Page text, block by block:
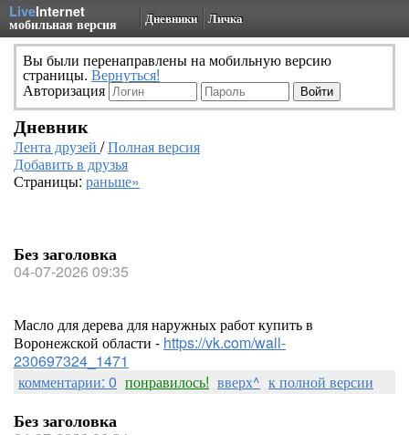
LiveInternet
мобильная версия Дневники Личка
Вы были перенаправлены на мобильную версию
страницы. Вернуться!
Авторизация
Дневник
Лента друзей /Полная версия
Добавить в друзья
Страницы: раньше»
Без заголовка
04-07-2026 09:35
Масло для дерева для наружных работ купить в
Воронежской области - https://vk.com/wall-
230697324_1471
комментарии: 0 понравилось! вверх^ к полной версии
Без заголовка